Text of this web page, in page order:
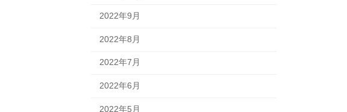
2022年9月
2022年8月
2022年7月
2022年6月
2022年5月